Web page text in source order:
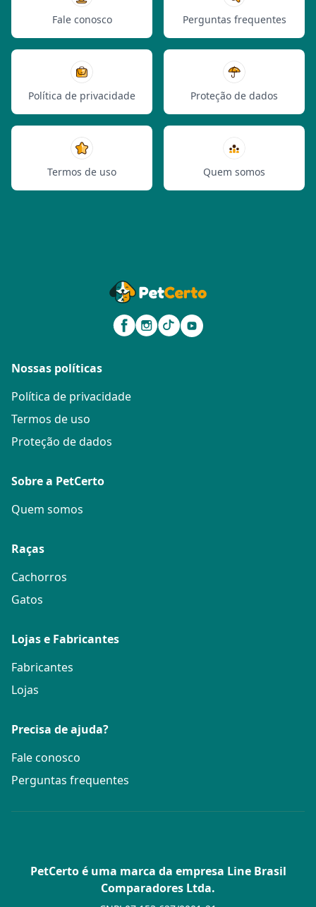
Fale conosco Perguntas frequentes
Política de privacidade Proteção de dados
Termos de uso Quem somos
Nossas políticas
Política de privacidade
Termos de uso
Proteção de dados
Sobre a PetCerto
Quem somos
Raças
Cachorros
Gatos
Lojas e Fabricantes
Fabricantes
Lojas
Precisa de ajuda?
Fale conosco
Perguntas frequentes
PetCerto é uma marca da empresa Line Brasil
Comparadores Ltda.